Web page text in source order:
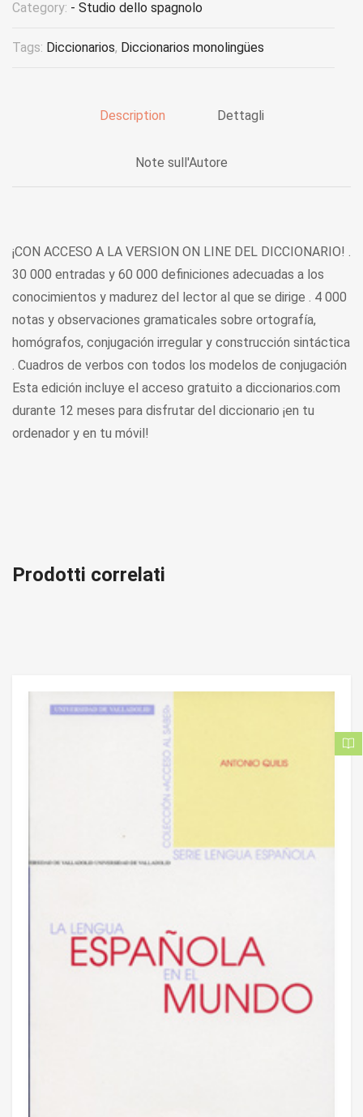
Category: - Studio dello spagnolo
Tags: Diccionarios, Diccionarios monolingües
Description Dettagli
Note sull'Autore
¡CON ACCESO A LA VERSION ON LINE DEL DICCIONARIO! .
30 000 entradas y 60 000 definiciones adecuadas a los
conocimientos y madurez del lector al que se dirige . 4 000
notas y observaciones gramaticales sobre ortografía,
homógrafos, conjugación irregular y construcción sintáctica
. Cuadros de verbos con todos los modelos de conjugación
Esta edición incluye el acceso gratuito a diccionarios.com
durante 12 meses para disfrutar del diccionario ¡en tu
ordenador y en tu móvil!
Prodotti correlati